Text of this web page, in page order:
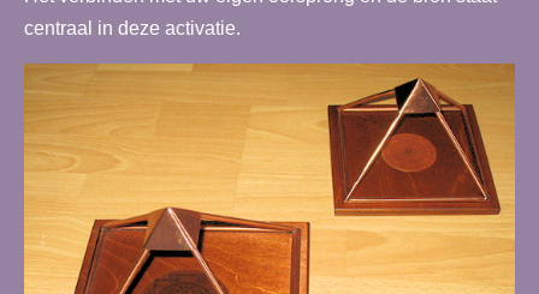
centraal in deze activatie.